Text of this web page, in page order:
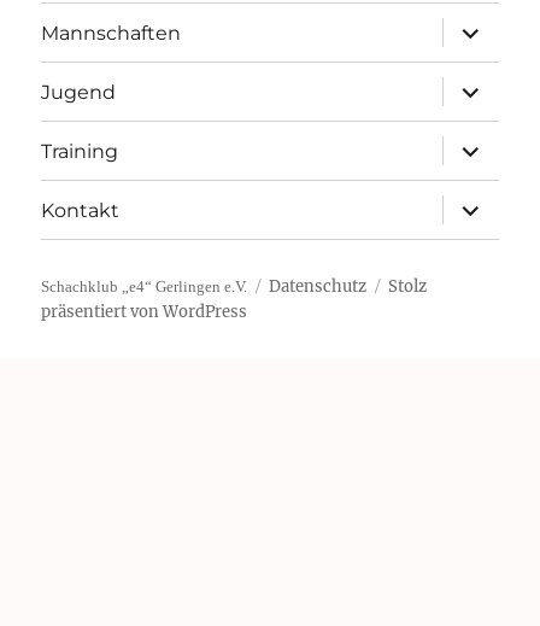
Mannschaften
öffnen
Jugend
öffnen
Training
öffnen
Kontakt
öffnen
Schachklub „e4“ Gerlingen e.V. Datenschutz
Stolz
präsentiert von WordPress